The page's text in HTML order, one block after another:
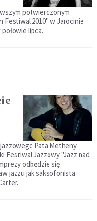
potwierdzonym
Festiwal 2010" w Jarocinie
lipca.
Pata Metheny
Festiwal Jazzowy "Jazz nad
odbędzie się
jazzu jak saksofonista